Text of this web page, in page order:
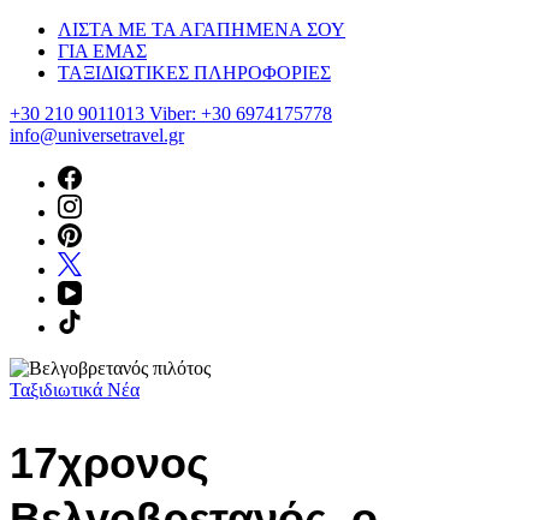
ΛΙΣΤΑ ΜΕ ΤΑ ΑΓΑΠΗΜΕΝΑ ΣΟΥ
ΓΙΑ ΕΜΑΣ
ΤΑΞΙΔΙΩΤΙΚΕΣ ΠΛΗΡΟΦΟΡΙΕΣ
+30 210 9011013 Viber: +30 6974175778
info@universetravel.gr
Ταξιδιωτικά Νέα
17χρονος